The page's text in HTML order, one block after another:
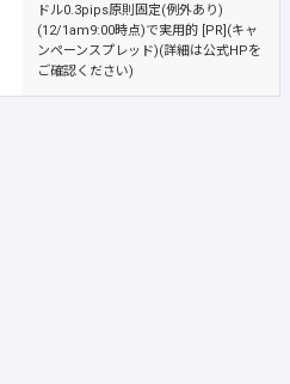
ドル0.3pips原則固定(例外あり)
(12/1am9:00時点)で実用的 [PR](キャ
ンペーンスプレッド)(詳細は公式HPを
ご確認ください)